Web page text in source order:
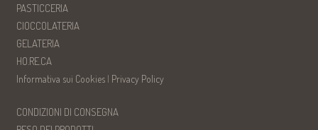
PASTICCERIA
CIOCCOLATERIA
GELATERIA
HO.RE.CA
Informativa sui Cookies| Privacy Policy
CONDIZIONI DI CONSEGNA